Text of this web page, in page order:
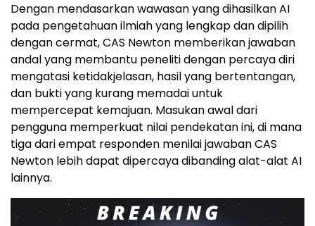
Dengan mendasarkan wawasan yang dihasilkan AI
pada pengetahuan ilmiah yang lengkap dan dipilih
dengan cermat, CAS Newton memberikan jawaban
andal yang membantu peneliti dengan percaya diri
mengatasi ketidakjelasan, hasil yang bertentangan,
dan bukti yang kurang memadai untuk
mempercepat kemajuan. Masukan awal dari
pengguna memperkuat nilai pendekatan ini, di mana
tiga dari empat responden menilai jawaban CAS
Newton lebih dapat dipercaya dibanding alat-alat AI
lainnya.